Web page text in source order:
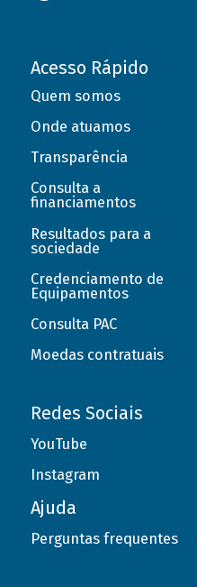
Acesso Rápido
Quem somos
Onde atuamos
Transparência
Consulta a
financiamentos
Resultados para a
sociedade
Credenciamento de
Equipamentos
Consulta PAC
Moedas contratuais
Redes Sociais
YouTube
Instagram
Ajuda
Perguntas frequentes